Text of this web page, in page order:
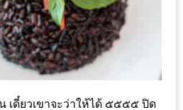
เดี๋ยวเขาจะว่าให้ได้ ๕๕๕๕ ปิด